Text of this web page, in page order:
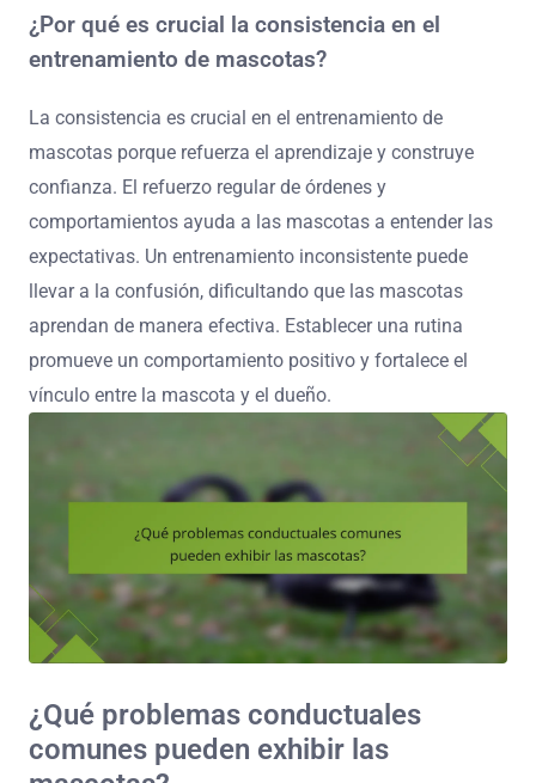
¿Por qué es crucial la consistencia en el
entrenamiento de mascotas?
La consistencia es crucial en el entrenamiento de
mascotas porque refuerza el aprendizaje y construye
confianza. El refuerzo regular de órdenes y
comportamientos ayuda a las mascotas a entender las
expectativas. Un entrenamiento inconsistente puede
llevar a la confusión, dificultando que las mascotas
aprendan de manera efectiva. Establecer una rutina
promueve un comportamiento positivo y fortalece el
vínculo entre la mascota y el dueño.
¿Qué problemas conductuales
comunes pueden exhibir las